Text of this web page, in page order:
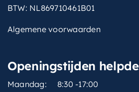
BTW: NL869710461B01
Algemene voorwaarden
Openingstijden
Maandag:
8:30 -17:00